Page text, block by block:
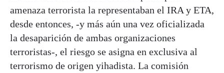
amenaza terrorista la representaban el IRA y ETA,
desde entonces, -y más aún una vez oficializada
la desaparición de ambas organizaciones
terroristas-, el riesgo se asigna en exclusiva al
terrorismo de origen yihadista. La comisión